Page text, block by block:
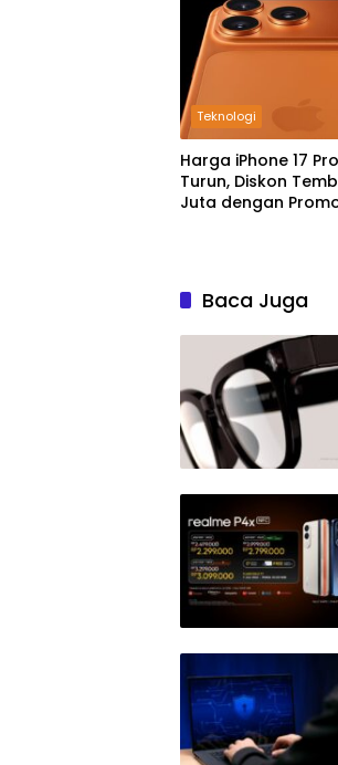
Teknologi
Harga iPhone 17
Turun, Diskon
Juta dengan
Baca Juga